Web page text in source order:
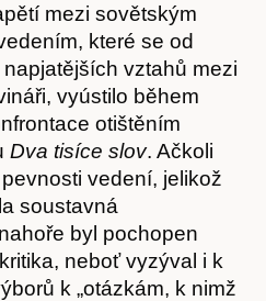
mezi sovětským
které se od
vztahů mezi
vyústilo během
otištěním
Dva tisíce slov. Ačkoli
vedení, jelikož
soustavná
byl pochopen
neboť vyzýval i k
k „otázkám, k nimž